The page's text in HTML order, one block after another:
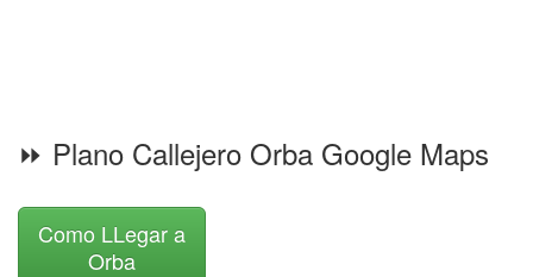
⏩ Plano Callejero Orba Google Maps
Como LLegar a
Orba